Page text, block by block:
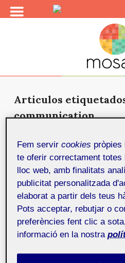
Articulos
communication
How to
experiences
How we design the on-
to understanding contents
knowled...
Fem servircookies pròpies
te oferir correctament
lloc web, amb finalitats
publicitat personalitzada
elaborat a partir dels teus
Pots acceptar, rebutjar o
preferències fent clic a
informació en la nostra